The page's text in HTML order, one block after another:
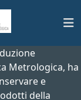
Metrologica, ha
e
della